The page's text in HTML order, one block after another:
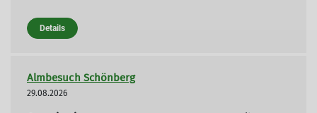
Details
Almbesuch Schönberg
29.08.2026